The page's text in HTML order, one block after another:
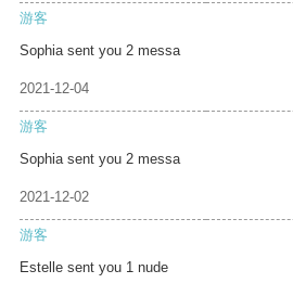
游客
Sophia sent you 2 messa
2021-12-04
游客
Sophia sent you 2 messa
2021-12-02
游客
Estelle sent you 1 nude